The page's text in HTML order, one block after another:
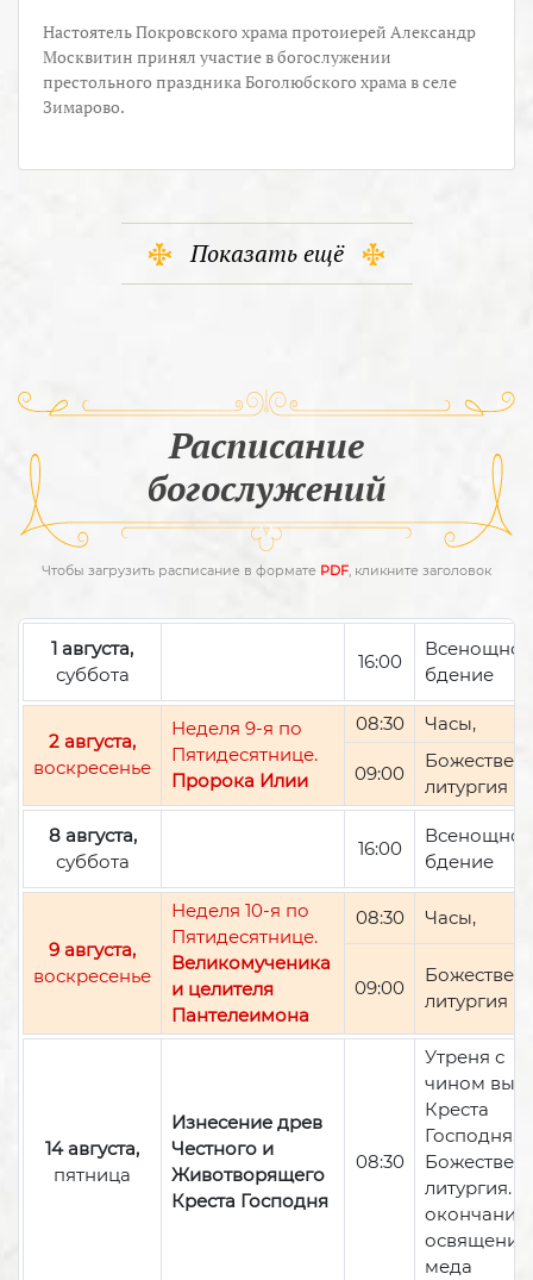
Настоятель Покровского храма протоиерей Александр
Москвитин принял участие в богослужении
престольного праздника Боголюбского храма в селе
Зимарово.
Показать ещё
Расписание
богослужений
Чтобы загрузить расписание в формате PDF, кликните заголовок
1 августа,
суббота
16:00
Всенощное
бдение
2 августа,
воскресенье
Неделя 9-я по
Пятидесятнице.
Пророка Илии
08:30 Часы,
09:00
литургия
8 августа,
суббота
16:00
Всенощное
бдение
9 августа,
воскресенье
Неделя 10-я по
Пятидесятнице.
Великомученика
и целителя
Пантелеимона
08:30 Часы,
09:00
литургия
14 августа,
пятница
Изнесение древ
Честного и
Животворящего
Креста Господня
08:30
Утреня с
чином
Креста
Господня,
литургия.
окончании
освящение
меда